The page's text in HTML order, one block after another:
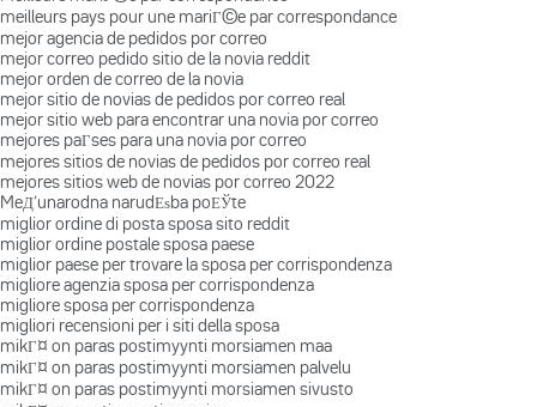
meilleurs pays pour une mariГ©e par correspondance
mejor agencia de pedidos por correo
mejor correo pedido sitio de la novia reddit
mejor orden de correo de la novia
mejor sitio de novias de pedidos por correo real
mejor sitio web para encontrar una novia por correo
mejores paГ­ses para una novia por correo
mejores sitios de novias de pedidos por correo real
mejores sitios web de novias por correo 2022
MeД‘unarodna narudЕѕba poЕЎte
miglior ordine di posta sposa sito reddit
miglior ordine postale sposa paese
miglior paese per trovare la sposa per corrispondenza
migliore agenzia sposa per corrispondenza
migliore sposa per corrispondenza
migliori recensioni per i siti della sposa
mikГ¤ on paras postimyynti morsiamen maa
mikГ¤ on paras postimyynti morsiamen palvelu
mikГ¤ on paras postimyynti morsiamen sivusto